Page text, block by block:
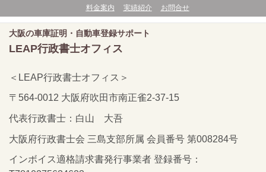
料金案内
実績紹介 お問合せ
大阪の車庫証明・自動車登録サポート
LEAP行政書士オフィス
＜LEAP行政書士オフィス＞
〒564-0012 大阪府吹田市南正雀2-37-15
代表行政書士：白山 大吾
大阪府行政書士会 三島支部所属 会員番号 第008284号
インボイス適格請求書発行事業者 登録番号：